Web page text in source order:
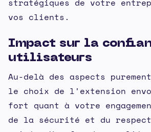
stratégiques de votre
vos clients.
Impact sur la
utilisateurs
Au-delà des aspects
le choix de l'extension
fort quant à votre
de la sécurité et du